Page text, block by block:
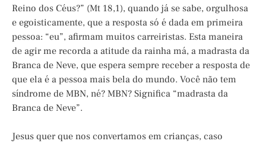
Reino dos Céus?” (Mt 18,1), quando já se sabe, orgulhosa
e egoisticamente, que a resposta só é dada em primeira
pessoa: “eu”, afirmam muitos carreiristas. Esta maneira
de agir me recorda a atitude da rainha má, a madrasta da
Branca de Neve, que espera sempre receber a resposta de
que ela é a pessoa mais bela do mundo. Você não tem
síndrome de MBN, né? MBN? Significa “madrasta da
Branca de Neve”.
Jesus quer que nos convertamos em crianças, caso